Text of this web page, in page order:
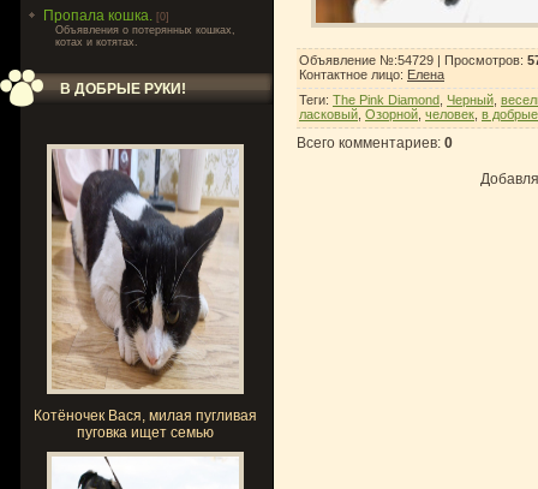
Пропала кошка. [0]
Объявления о потерянных кошках,
котах и котятах.
В ДОБРЫЕ РУКИ!
Котёночек Вася, милая пугливая
пуговка ищет семью
Объявление №:54729 | Просмотров:
Контактное лицо: Елена
Теги: The Pink Diamond Черный
ласковый Озорной человек в
Всего комментариев: 0